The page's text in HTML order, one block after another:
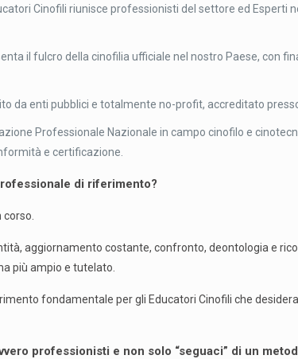
Cinofili riunisce professionisti del settore ed
il fulcro della cinofilia ufficiale nel nostro Paese, con
da enti pubblici e totalmente no-profit, accreditato
Professionale Nazionale in campo cinofilo e
e certificazione.
di riferimento?
aggiornamento costante, confronto, deontologia e
più ampio e tutelato.
fondamentale per gli Educatori Cinofili che
professionisti e non solo “seguaci” di un